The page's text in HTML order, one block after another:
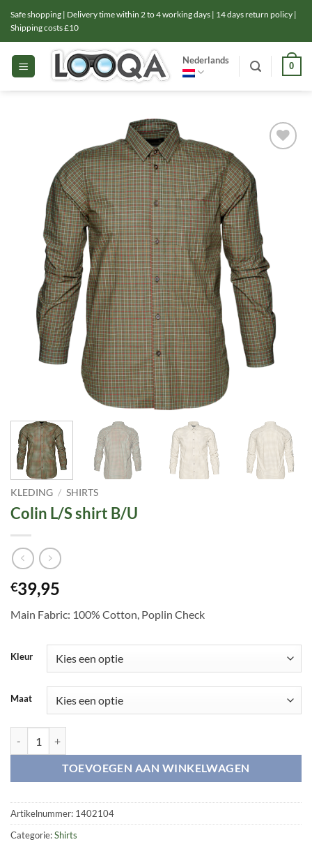
naar
inhoud
Safe shopping | Delivery time within 2 to 4 working days | 14 days return policy |
Shipping costs £10
Nederlands
0
verlanglijst
KLEDING / SHIRTS
Colin L/S shirt B/U
€39,95
Main Fabric: 100% Cotton, Poplin Check
Kleur
Maat
TOEVOEGEN AAN WINKELWAGEN
Artikelnummer: 1402104
Categorie:Shirts